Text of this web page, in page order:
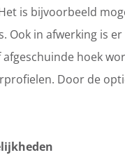
is bijvoorbeeld
Ook in afwerking is
hoek
Door de